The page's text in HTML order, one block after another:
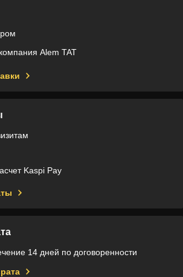
Alem TAT
Kaspi Pay
14 дней по договоренности